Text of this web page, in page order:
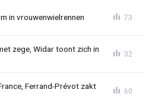
in vrouwenwielrennen 73
zege, Widar toont zich in
32
Ferrand-Prévot zakt
60